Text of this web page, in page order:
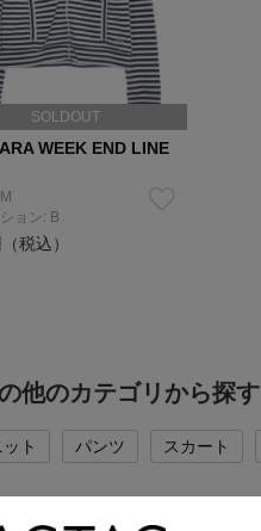
SOLDOUT
WEEK END LINE
ョン: B
税込）
他のカテゴリから探す
ット パンツ スカート